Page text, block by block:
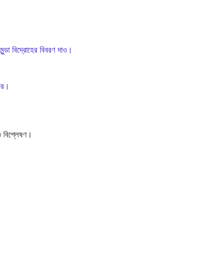
মুন্ডা বিদ্রোহের বিবরণ দাও।
বিশ্লেষণ।